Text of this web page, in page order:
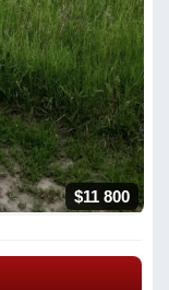
$11 800